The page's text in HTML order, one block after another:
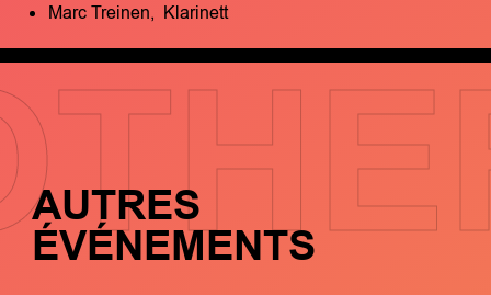
Marc Treinen, Klarinett
AUTRES
ÉVÉNEMENTS